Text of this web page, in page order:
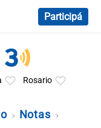
Participá
Rosario
Notas